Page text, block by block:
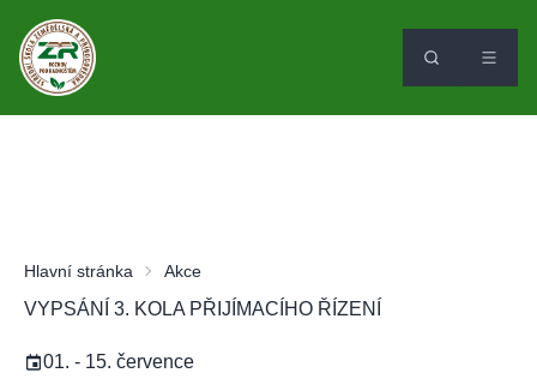
Hlavní stránka Akce
VYPSÁNÍ 3. KOLA PŘIJÍMACÍHO ŘÍZENÍ
01. - 15. července